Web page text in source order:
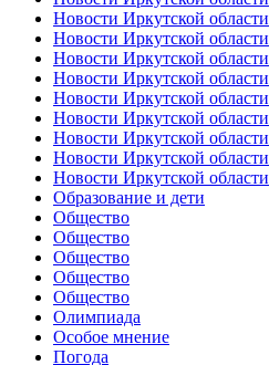
Новости Иркутской области
Новости Иркутской области
Новости Иркутской области
Новости Иркутской области
Новости Иркутской области
Новости Иркутской области
Новости Иркутской области
Новости Иркутской области
Новости Иркутской области
Образование и дети
Общество
Общество
Общество
Общество
Общество
Олимпиада
Особое мнение
Погода